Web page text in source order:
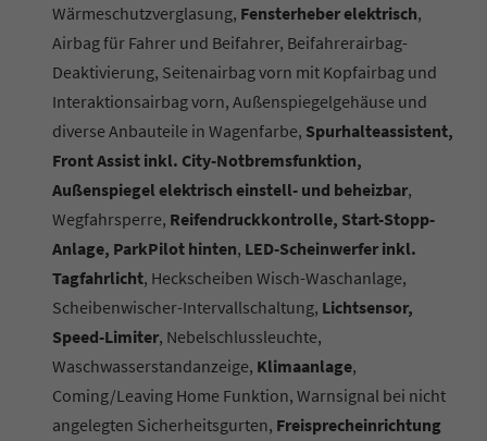
Wärmeschutzverglasung, Fensterheber elektrisch,
Airbag für Fahrer und Beifahrer, Beifahrerairbag-
Deaktivierung, Seitenairbag vorn mit Kopfairbag und
Interaktionsairbag vorn, Außenspiegelgehäuse und
diverse Anbauteile in Wagenfarbe, Spurhalteassistent,
Front Assist inkl. City-Notbremsfunktion,
Außenspiegel elektrisch einstell- und beheizbar,
Wegfahrsperre, Reifendruckkontrolle, Start-Stopp-
Anlage, ParkPilot hinten, LED-Scheinwerfer inkl.
Tagfahrlicht, Heckscheiben Wisch-Waschanlage,
Scheibenwischer-Intervallschaltung, Lichtsensor,
Speed-Limiter, Nebelschlussleuchte,
Waschwasserstandanzeige, Klimaanlage,
Coming/Leaving Home Funktion, Warnsignal bei nicht
angelegten Sicherheitsgurten, Freisprecheinrichtung